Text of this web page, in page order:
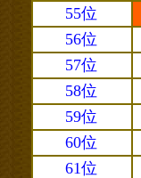
55位
56位
57位
58位
59位
60位
61位